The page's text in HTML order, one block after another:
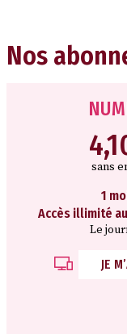
Nos
sans
1
Accès illimité
Le
JE